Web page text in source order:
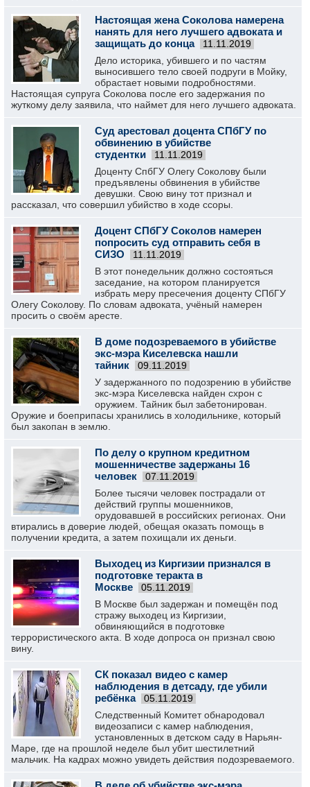
Настоящая жена Соколова намерена
нанять для него лучшего адвоката и
защищать до конца
11.11.2019
Дело историка, убившего и по частям
выносившего тело своей подруги в Мойку,
обрастает новыми подробностями.
Настоящая супруга Соколова после его задержания по
жуткому делу заявила, что наймет для него лучшего адвоката.
Суд арестовал доцента СПбГУ по
обвинению в убийстве
студентки
11.11.2019
Доценту СпбГУ Олегу Соколову были
предъявлены обвинения в убийстве
девушки. Свою вину тот признал и
рассказал, что совершил убийство в ходе ссоры.
Доцент СПбГУ Соколов намерен
попросить суд отправить себя в
СИЗО
11.11.2019
В этот понедельник должно состояться
заседание, на котором планируется
избрать меру пресечения доценту СПбГУ
Олегу Соколову. По словам адвоката, учёный намерен
просить о своём аресте.
В доме подозреваемого в убийстве
экс-мэра Киселевска нашли
тайник
09.11.2019
У задержанного по подозрению в убийстве
экс-мэра Киселевска найден схрон с
оружием. Тайник был забетонирован.
Оружие и боеприпасы хранились в холодильнике, который
был закопан в землю.
По делу о крупном кредитном
мошенничестве задержаны 16
человек
07.11.2019
Более тысячи человек пострадали от
действий группы мошенников,
орудовавшей в российских регионах. Они
втирались в доверие людей, обещая оказать помощь в
получении кредита, а затем похищали их деньги.
Выходец из Киргизии признался в
подготовке теракта в
Москве
05.11.2019
В Москве был задержан и помещён под
стражу выходец из Киргизии,
обвиняющийся в подготовке
террористического акта. В ходе допроса он признал свою
вину.
СК показал видео с камер
наблюдения в детсаду, где убили
ребёнка
05.11.2019
Следственный Комитет обнародовал
видеозаписи с камер наблюдения,
установленных в детском саду в Нарьян-
Маре, где на прошлой неделе был убит шестилетний
мальчик. На кадрах можно увидеть действия подозреваемого.